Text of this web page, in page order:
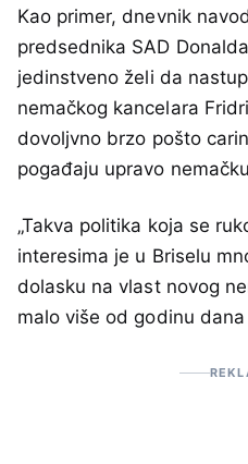
Kao primer, dnevnik
predsednika SAD
jedinstveno želi da
nemačkog kancelara
dovoljvno brzo pošto
pogađaju upravo
„Takva politika koja se
interesima je u Briselu
dolasku na vlast novog
malo više od godinu dana